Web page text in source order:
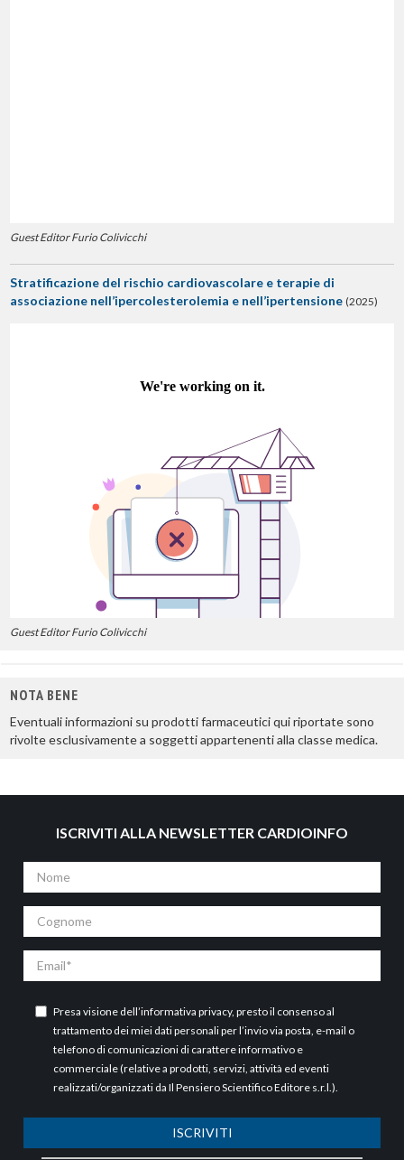
Guest Editor Furio Colivicchi
Stratificazione del rischio cardiovascolare e terapie di
associazione nell’ipercolesterolemia e nell’ipertensione (2025)
Guest Editor Furio Colivicchi
NOTA BENE
Eventuali informazioni su prodotti farmaceutici qui riportate sono
rivolte esclusivamente a soggetti appartenenti alla classe medica.
ISCRIVITI ALLA NEWSLETTER CARDIOINFO
Nome
Cognome
Email
Presa visione dell’informativa privacy, presto il consenso al
trattamento dei miei dati personali per l’invio via posta, e-mail o
telefono di comunicazioni di carattere informativo e
commerciale (relative a prodotti, servizi, attività ed eventi
realizzati/organizzati da Il Pensiero Scientifico Editore s.r.l.).
ISCRIVITI